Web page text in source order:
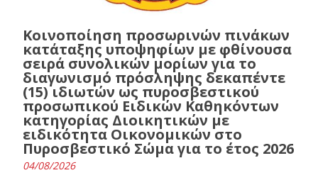
Κοινοποίηση προσωρινών πινάκων
κατάταξης υποψηφίων με φθίνουσα
σειρά συνολικών μορίων για το
διαγωνισμό πρόσληψης δεκαπέντε
(15) ιδιωτών ως πυροσβεστικού
προσωπικού Ειδικών Καθηκόντων
κατηγορίας Διοικητικών με
ειδικότητα Οικονομικών στο
Πυροσβεστικό Σώμα για το έτος 2026
04/08/2026